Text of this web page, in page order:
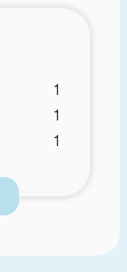
1
1
1